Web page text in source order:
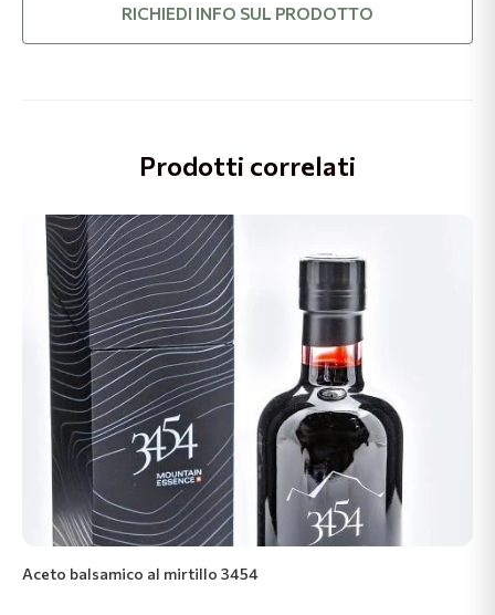
RICHIEDI INFO SUL PRODOTTO
Prodotti correlati
Aceto balsamico al mirtillo 3454